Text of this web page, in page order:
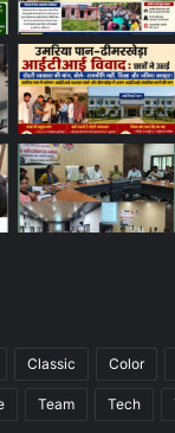
Classic Color
Team Tech